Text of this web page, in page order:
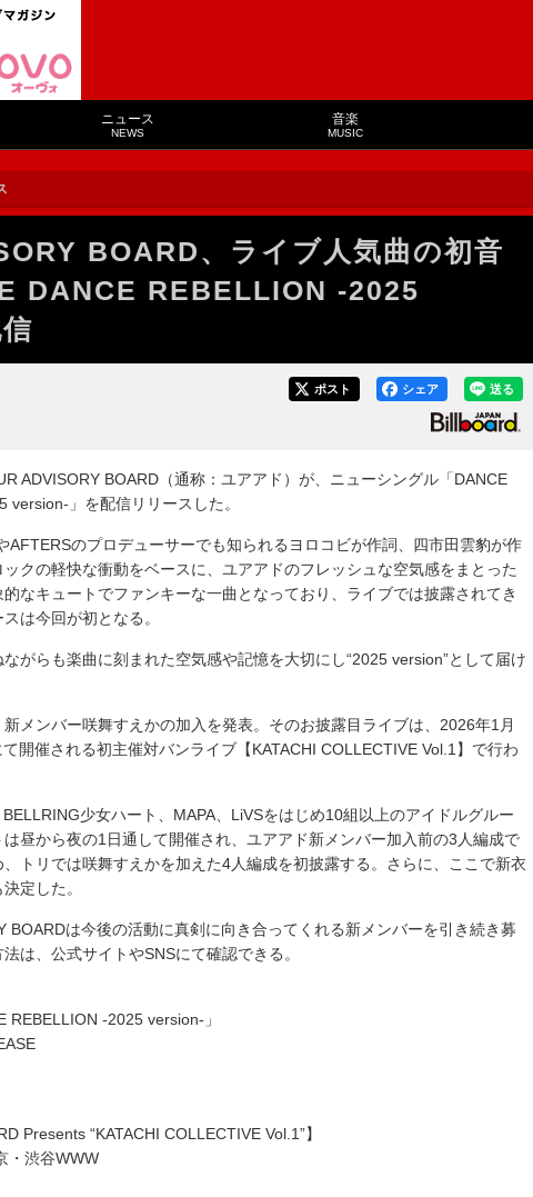
ニュース
NEWS
音楽
MUSIC
BOARD、ライブ人気曲の初音
DANCE REBELLION -2025
送る
シェア
ポスト
ADVISORY BOARD（通称：ユアアド）が、ニューシングル「DANCE
version-」を配信リリースした。
のプロデューサーでも知られるヨロコビが作詞、四市田雲豹が作
クの軽快な衝動をベースに、ユアアドのフレッシュな空気感をまとった
なキュートでファンキーな一曲となっており、ライブでは披露されてき
は今回が初となる。
がらも楽曲に刻まれた空気感や記憶を大切にし“2025 version”として届け
メンバー咲舞すえかの加入を発表。そのお披露目ライブは、2026年1月
開催される初主催対バンライブ【KATACHI COLLECTIVE Vol.1】で行わ
少女ハート、MAPA、LiVSをはじめ10組以上のアイドルグルー
昼から夜の1日通して開催され、ユアアド新メンバー加入前の3人編成で
トリでは咲舞すえかを加えた4人編成を初披露する。さらに、ここで新衣
定した。
BOARDは今後の活動に真剣に向き合ってくれる新メンバーを引き続き募
は、公式サイトやSNSにて確認できる。
REBELLION -2025 version-」
Presents “KATACHI COLLECTIVE Vol.1”】
・渋谷WWW